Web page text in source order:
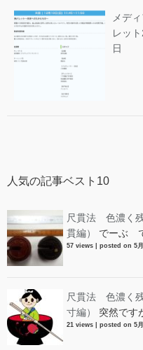
メデ
レット
日
人気の記事ベスト10
尺貫法 色濃く
貫編）
でーぶ
57 views posted on 5
尺貫法 色濃く
寸編）
突然です
21 views posted on 5